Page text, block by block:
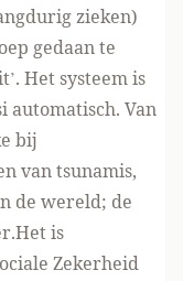
zieken)
gedaan te
Het systeem is
automatisch. Van
bij
van tsunamis,
de wereld; de
is
Zekerheid